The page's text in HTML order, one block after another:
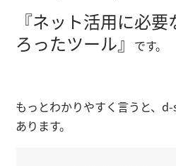
『ネット活用に必
ろったツール』
です。
もっとわかりやすく言うと、
あります。